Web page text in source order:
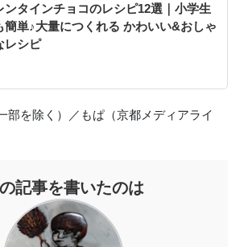
ンタインチョコのレシピ12選｜小学生
簡単♪大量につくれる かわいい&おしゃ
レシピ
部を除く）／もぱ（京都メディアライ
記事を書いたのは